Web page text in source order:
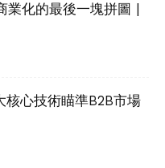
化的最後一塊拼圖 |
心技術瞄準B2B市場